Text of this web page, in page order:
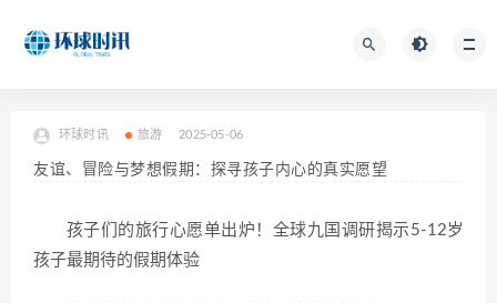
环球时讯 旅游 2025-05-06
友谊、冒险与梦想假期：探寻孩子内心的真实愿望
孩子们的旅行心愿单出炉！全球九国调研揭示5-12岁
孩子最期待的假期体验